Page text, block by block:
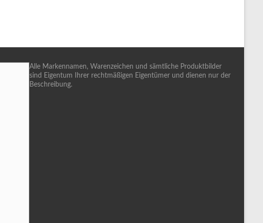
Alle Markennamen, Warenzeichen und sämtliche Produktbilder
sind Eigentum Ihrer rechtmäßigen Eigentümer und dienen nur der
Beschreibung.